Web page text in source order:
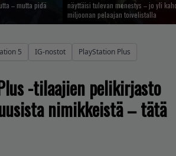
– mutta pidä
näyttäisi tulevan menestys – jo yli
miljoonan pelaajan toivelistalla
5 IG-nostot PlayStation Plus
-tilaajien pelikirjasto
nimikkeistä – tätä